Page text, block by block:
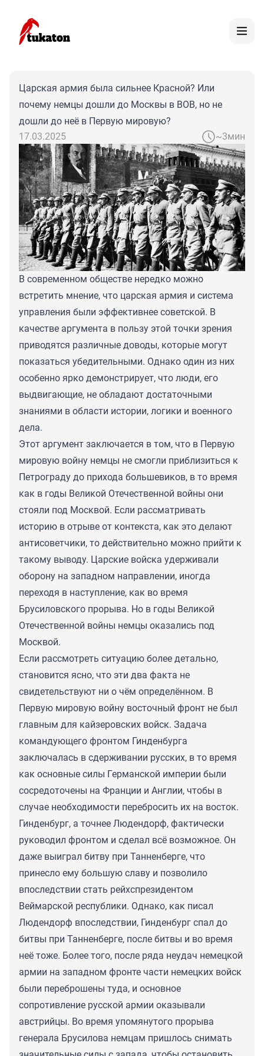
Царская армия была сильнее Красной? Или
почему немцы дошли до Москвы в ВОВ, но не
дошли до неё в Первую мировую?
17.03.2025
~3мин
В современном обществе нередко можно
встретить мнение, что царская армия и система
управления были эффективнее советской. В
качестве аргумента в пользу этой точки зрения
приводятся различные доводы, которые могут
показаться убедительными. Однако один из них
особенно ярко демонстрирует, что люди, его
выдвигающие, не обладают достаточными
знаниями в области истории, логики и военного
дела.
Этот аргумент заключается в том, что в Первую
мировую войну немцы не смогли приблизиться к
Петрограду до прихода большевиков, в то время
как в годы Великой Отечественной войны они
стояли под Москвой. Если рассматривать
историю в отрыве от контекста, как это делают
антисоветчики, то действительно можно прийти к
такому выводу. Царские войска удерживали
оборону на западном направлении, иногда
переходя в наступление, как во время
Брусиловского прорыва. Но в годы Великой
Отечественной войны немцы оказались под
Москвой.
Если рассмотреть ситуацию более детально,
становится ясно, что эти два факта не
свидетельствуют ни о чём определённом. В
Первую мировую войну восточный фронт не был
главным для кайзеровских войск. Задача
командующего фронтом Гинденбурга
заключалась в сдерживании русских, в то время
как основные силы Германской империи были
сосредоточены на Франции и Англии, чтобы в
случае необходимости перебросить их на восток.
Гинденбург, а точнее Людендорф, фактически
руководил фронтом и сделал всё возможное. Он
даже выиграл битву при Танненберге, что
принесло ему большую славу и позволило
впоследствии стать рейхспрезидентом
Веймарской республики. Однако, как писал
Людендорф впоследствии, Гинденбург спал до
битвы при Танненберге, после битвы и во время
неё тоже. Более того, после ряда неудач немецкой
армии на западном фронте части немецких войск
были переброшены туда, и основное
сопротивление русской армии оказывали
австрийцы. Во время упомянутого прорыва
генерала Брусилова немцам пришлось снимать